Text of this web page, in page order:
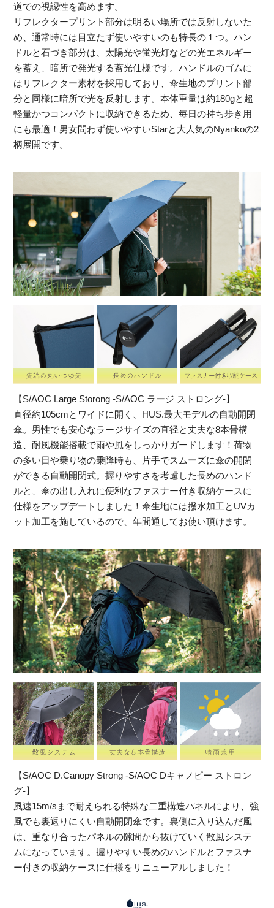
道での視認性を高めます。
リフレクタープリント部分は明るい場所では反射しないた
め、通常時には目立たず使いやすいのも特長の１つ。ハン
ドルと石づき部分は、太陽光や蛍光灯などの光エネルギー
を蓄え、暗所で発光する蓄光仕様です。ハンドルのゴムに
はリフレクター素材を採用しており、傘生地のプリント部
分と同様に暗所で光を反射します。本体重量は約180gと超
軽量かつコンパクトに収納できるため、毎日の持ち歩き用
にも最適！男女問わず使いやすいStarと大人気のNyankoの2
柄展開です。
【S/AOC Large Storong -S/AOC ラージ ストロング-】
直径約105cmとワイドに開く、HUS.最大モデルの自動開閉
傘。男性でも安心なラージサイズの直径と丈夫な8本骨構
造、耐風機能搭載で雨や風をしっかりガードします！荷物
の多い日や乗り物の乗降時も、片手でスムーズに傘の開閉
ができる自動開閉式。握りやすさを考慮した長めのハンド
ルと、傘の出し入れに便利なファスナー付き収納ケースに
仕様をアップデートしました！傘生地には撥水加工とUVカ
ット加工を施しているので、年間通してお使い頂けます。
【S/AOC D.Canopy Strong -S/AOC Dキャノピー ストロン
グ-】
風速15m/sまで耐えられる特殊な二重構造パネルにより、強
風でも裏返りにくい自動開閉傘です。裏側に入り込んだ風
は、重なり合ったパネルの隙間から抜けていく散風システ
ムになっています。握りやすい長めのハンドルとファスナ
ー付きの収納ケースに仕様をリニューアルしました！